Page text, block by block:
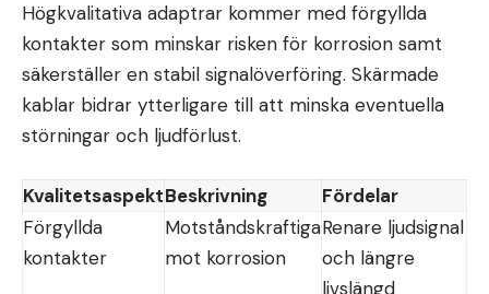
Högkvalitativa adaptrar kommer med förgyllda
kontakter som minskar risken för korrosion samt
säkerställer en stabil signalöverföring. Skärmade
kablar bidrar ytterligare till att minska eventuella
störningar och ljudförlust.
KvalitetsaspektBeskrivning
Fördelar
Förgyllda
kontakter
Motståndskraftiga
mot korrosion
Renare ljudsignal
och längre
livslängd